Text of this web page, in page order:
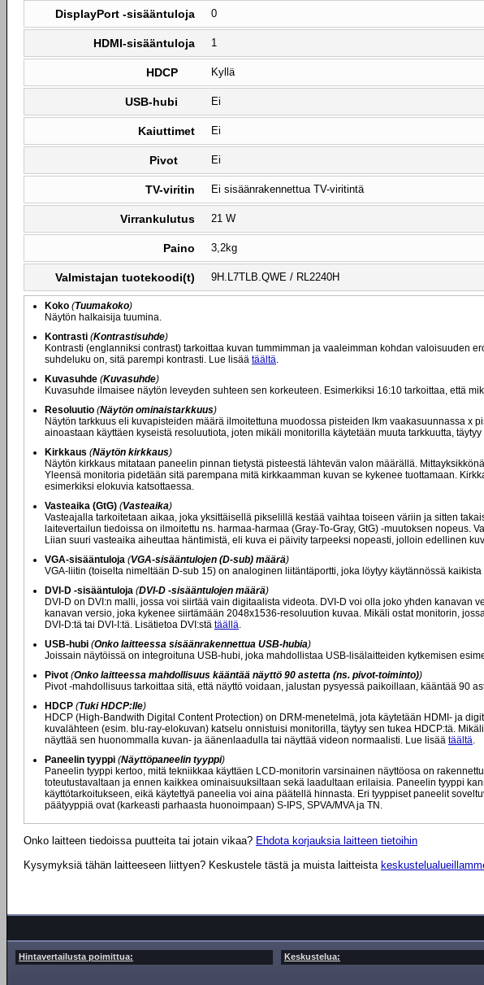
DisplayPort -sisääntuloja 0
HDMI-sisääntuloja 1
HDCP Kyllä
USB-hubi Ei
Kaiuttimet Ei
Pivot Ei
TV-viritin Ei sisäänrakennettua TV-viritintä
Virrankulutus 21 W
Paino 3,2kg
Valmistajan tuotekoodi(t) 9H.L7TLB.QWE / RL2240H
Koko (Tuumakoko)
Näytön halkaisija tuumina.
Kontrasti (Kontrastisuhde)
Kontrasti (englanniksi contrast) tarkoittaa kuvan tummimman ja vaaleimman kohdan valoisuuden
suhdeluku on, sitä parempi kontrasti. Lue lisää täältä.
Kuvasuhde (Kuvasuhde)
Kuvasuhde ilmaisee näytön leveyden suhteen sen korkeuteen. Esimerkiksi 16:10 tarkoittaa, että
Resoluutio (Näytön ominaistarkkuus)
Näytön tarkkuus eli kuvapisteiden määrä ilmoitettuna muodossa pisteiden lkm vaakasuunnassa x
ainoastaan käyttäen kyseistä resoluutiota, joten mikäli monitorilla käytetään muuta tarkkuutta,
Kirkkaus (Näytön kirkkaus)
Näytön kirkkaus mitataan paneelin pinnan tietystä pisteestä lähtevän valon määrällä.
Yleensä monitoria pidetään sitä parempana mitä kirkkaamman kuvan se kykenee tuottamaan.
esimerkiksi elokuvia katsottaessa.
Vasteaika (GtG) (Vasteaika)
Vasteajalla tarkoitetaan aikaa, joka yksittäisellä pikselillä kestää vaihtaa toiseen väriin ja sitten
laitevertailun tiedoissa on ilmoitettu ns. harmaa-harmaa (Gray-To-Gray, GtG) -muutoksen nopeus.
Liian suuri vasteaika aiheuttaa häntimistä, eli kuva ei päivity tarpeeksi nopeasti, jolloin edellinen
VGA-sisääntuloja (VGA-sisääntulojen (D-sub) määrä)
VGA-liitin (toiselta nimeltään D-sub 15) on analoginen liitäntäportti, joka löytyy käytännössä
DVI-D -sisääntuloja (DVI-D -sisääntulojen määrä)
DVI-D on DVI:n malli, jossa voi siirtää vain digitaalista videota. DVI-D voi olla joko yhden kanavan
kanavan versio, joka kykenee siirtämään 2048x1536-resoluution kuvaa. Mikäli ostat monitorin,
DVI-D:tä tai DVI-I:tä. Lisätietoa DVI:stä täällä.
USB-hubi (Onko laitteessa sisäänrakennettua USB-hubia)
Joissain näytöissä on integroituna USB-hubi, joka mahdollistaa USB-lisälaitteiden kytkemisen
Pivot (Onko laitteessa mahdollisuus kääntää näyttö 90 astetta (ns. pivot-toiminto))
Pivot -mahdollisuus tarkoittaa sitä, että näyttö voidaan, jalustan pysyessä paikoillaan, kääntää 90
HDCP (Tuki HDCP:lle)
HDCP (High-Bandwith Digital Content Protection) on DRM-menetelmä, jota käytetään HDMI- ja
kuvalähteen (esim. blu-ray-elokuvan) katselu onnistuisi monitorilla, täytyy sen tukea HDCP:tä.
näyttää sen huonommalla kuvan- ja äänenlaadulla tai näyttää videon normaalisti. Lue lisää täältä.
Paneelin tyyppi (Näyttöpaneelin tyyppi)
Paneelin tyyppi kertoo, mitä tekniikkaa käyttäen LCD-monitorin varsinainen näyttöosa on
toteutustavaltaan ja ennen kaikkea ominaisuuksiltaan sekä laadultaan erilaisia. Paneelin tyyppi
käyttötarkoitukseen, eikä käytettyä paneelia voi aina päätellä hinnasta. Eri tyyppiset paneelit
päätyyppiä ovat (karkeasti parhaasta huonoimpaan) S-IPS, SPVA/MVA ja TN.
Onko laitteen tiedoissa puutteita tai jotain vikaa? Ehdota korjauksia laitteen tietoihin
Kysymyksiä tähän laitteeseen liittyen? Keskustele tästä ja muista laitteista
Hintavertailusta poimittua: Keskustelua: